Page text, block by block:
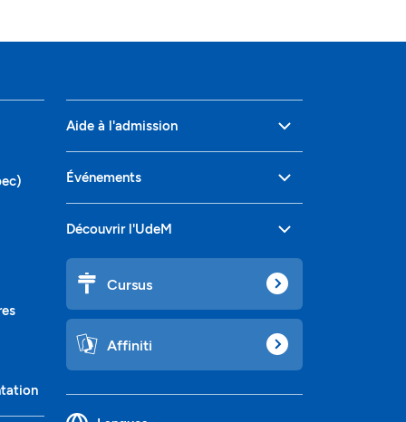
Aide à l'admission
Événements
Découvrir l'UdeM
Cursus
Affiniti